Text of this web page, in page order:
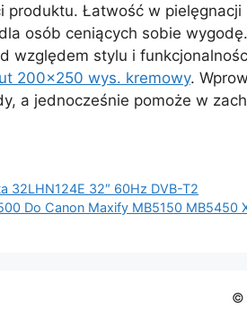
produktu. Łatwość w
osób ceniących sobie
względem stylu i
200×250 wys. kremowy.
a jednocześnie pomoże w
32LHN124E 32″ 60Hz DVB-T2
Do Canon Maxify MB5150 MB5450
©